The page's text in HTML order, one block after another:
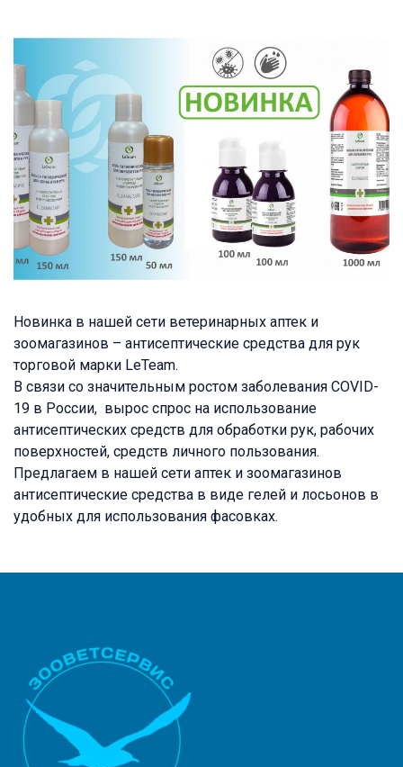
Новинка в нашей сети ветеринарных аптек и
зоомагазинов – антисептические средства для рук
торговой марки LeTeam.
В связи со значительным ростом заболевания COVID-
19 в России, вырос спрос на использование
антисептических средств для обработки рук, рабочих
поверхностей, средств личного пользования.
Предлагаем в нашей сети аптек и зоомагазинов
антисептические средства в виде гелей и лосьонов в
удобных для использования фасовках.